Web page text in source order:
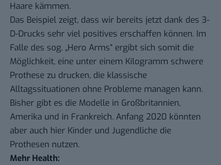
Haare kämmen.
Das Beispiel zeigt, dass wir bereits jetzt dank des 3-
D-Drucks sehr viel positives erschaffen können. Im
Falle des sog. „Hero Arms“ ergibt sich somit die
Möglichkeit, eine unter einem Kilogramm schwere
Prothese zu drucken, die klassische
Alltagssituationen ohne Probleme managen kann.
Bisher gibt es die Modelle in Großbritannien,
Amerika und in Frankreich. Anfang 2020 könnten
aber auch hier Kinder und Jugendliche die
Prothesen nutzen.
Mehr Health: